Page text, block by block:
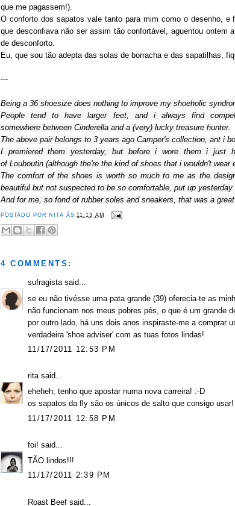
que me pagassem!).
O conforto dos sapatos vale tanto para mim como o desenho,
que desconfiava não ser assim tão confortável, aguentou
de desconforto.
Eu, que sou tão adepta das solas de borracha e das sapatilhas,
---
Being a 36 shoesize does nothing to improve my shoeholic
People tend to have larger feet, and i always find
somewhere between Cinderella and a (very) lucky treasure hunter
The above pair belongs to 3 years ago Camper's collection , ant i
I premiered
them yesterday, but before i wore them i just
of Louboutin (although the're the kind of shoes that i wouldn't wear
The comfort of the shoes is worth so much to me as the
beautiful but not suspected to be so comfortable, put up yesterday
And for me, so fond of rubber soles and sneakers, that was a
POSTADO POR RITA ÀS11:13 AM
4 COMMENTS:
sufragistasaid...
se eu não tivésse uma pata grande (39) oferecia-te as
não funcionam nos meus pobres pés, o que é um grande
por outro lado, há uns dois anos inspiraste-me a comprar
verdadeira 'shoe adviser' com as tuas fotos lindas!
11/17/2011 12:53 PM
ritasaid...
eheheh, tenho que apostar numa nova carreira! :-D
os sapatos da fly são os únicos de salto que consigo usar!
11/17/2011 12:58 PM
foi! said...
TÃO lindos!!!
11/17/2011 2:39 PM
Roast Beef said...